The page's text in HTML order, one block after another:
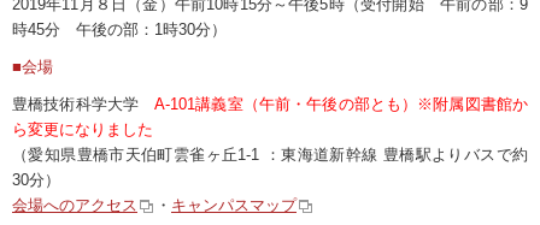
2019年11月８日（金）午前10時15分～午後5時（受付開始 午前の部：9
時45分 午後の部：1時30分）
■会場
豊橋技術科学大学A-101講義室（午前・午後の部とも）※附属図書館か
ら変更になりました
（愛知県豊橋市天伯町雲雀ヶ丘1-1 ：東海道新幹線 豊橋駅よりバスで約
30分）
会場へのアクセス
・ キャンパスマップ